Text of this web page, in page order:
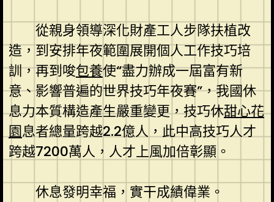
從親身領導深化財產工人步隊扶植改
造，到安排年夜範圍展開個人工作技巧培
訓，再到唆包養使“盡力辦成一屆富有新
意、影響普遍的世界技巧年夜賽”，我國休
息力本質構造產生嚴重變更，技巧休甜心花
園息者總量跨越2.2億人，此中高技巧人才
跨越7200萬人，人才上風加倍彰顯。
休息發明幸福，實干成績偉業。